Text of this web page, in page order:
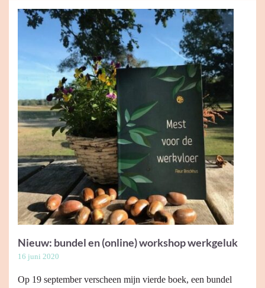
Nieuw: bundel en (online) workshop werkgeluk
16 juni 2020
Op 19 september verscheen mijn vierde boek, een bundel